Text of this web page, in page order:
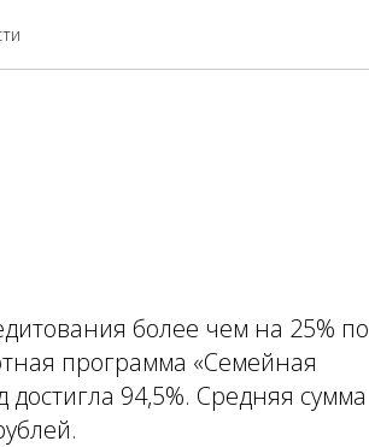
более чем на 25% по
программа «Семейная
94,5%. Средняя сумма